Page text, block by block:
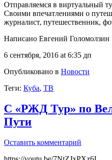
Отправляемся в виртуальный
Своими впечатлениями о
журналист, путешественник,
Написано Евгений Голомолзин
6 сентября, 2016 at 6:35 дп
Опубликовано в Новости
Теги: Куба, ТВ
С «РЖД Тур» по
Пути
Оставить комментарий